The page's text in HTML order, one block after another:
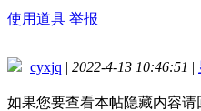
使用道具 举报
cyxjq | 2022-4-13 10:46:51 |
如果您要查看本帖隐藏内容请